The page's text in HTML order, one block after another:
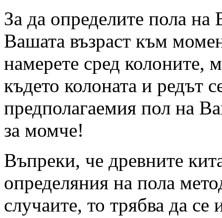
За да определите пола на
Вашата възраст към
намерете сред колоните,
където колоната и редът
предполагаемия пол на
за момче!
Въпреки, че древните
определяния на пола
случаите, то трябва да